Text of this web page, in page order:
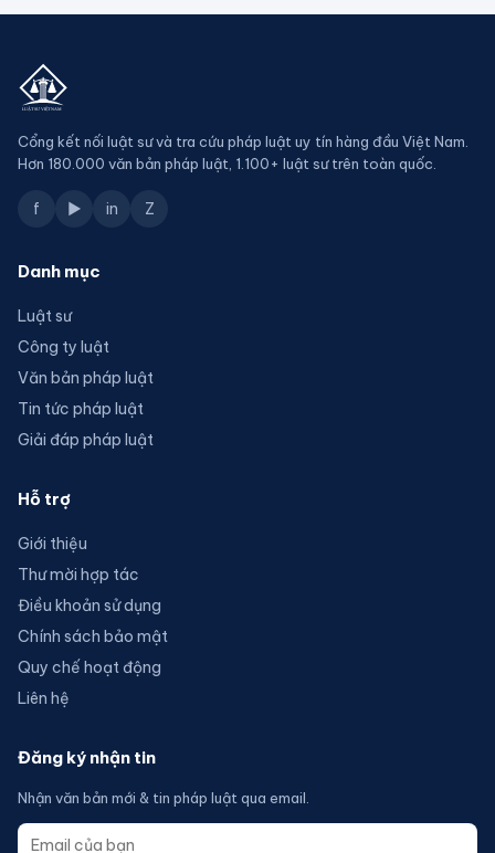
Cổng kết nối luật sư và tra cứu pháp luật uy tín hàng đầu Việt Nam.
Hơn 180.000 văn bản pháp luật, 1.100+ luật sư trên toàn quốc.
f ▶ in Z
Danh mục
Luật sư
Công ty luật
Văn bản pháp luật
Tin tức pháp luật
Giải đáp pháp luật
Hỗ trợ
Giới thiệu
Thư mời hợp tác
Điều khoản sử dụng
Chính sách bảo mật
Quy chế hoạt động
Liên hệ
Đăng ký nhận tin
Nhận văn bản mới & tin pháp luật qua email.